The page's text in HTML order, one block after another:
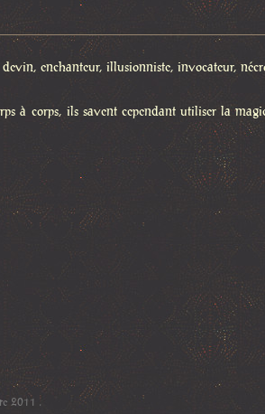
devin, enchanteur, illusionniste, invocateur,
à corps, ils savent cependant utiliser la
2011 .